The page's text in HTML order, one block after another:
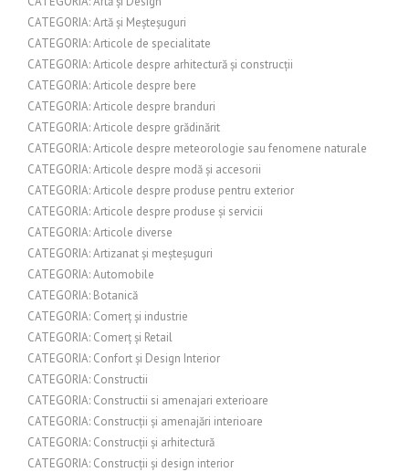
CATEGORIA: Artă și Meșteșuguri
CATEGORIA: Articole de specialitate
CATEGORIA: Articole despre arhitectură și construcții
CATEGORIA: Articole despre bere
CATEGORIA: Articole despre branduri
CATEGORIA: Articole despre grădinărit
CATEGORIA: Articole despre meteorologie sau fenomene naturale
CATEGORIA: Articole despre modă și accesorii
CATEGORIA: Articole despre produse pentru exterior
CATEGORIA: Articole despre produse și servicii
CATEGORIA: Articole diverse
CATEGORIA: Artizanat și meșteșuguri
CATEGORIA: Automobile
CATEGORIA: Botanică
CATEGORIA: Comerț și industrie
CATEGORIA: Comerț și Retail
CATEGORIA: Confort și Design Interior
CATEGORIA: Constructii
CATEGORIA: Constructii si amenajari exterioare
CATEGORIA: Construcții și amenajări interioare
CATEGORIA: Construcții și arhitectură
CATEGORIA: Construcții și design interior